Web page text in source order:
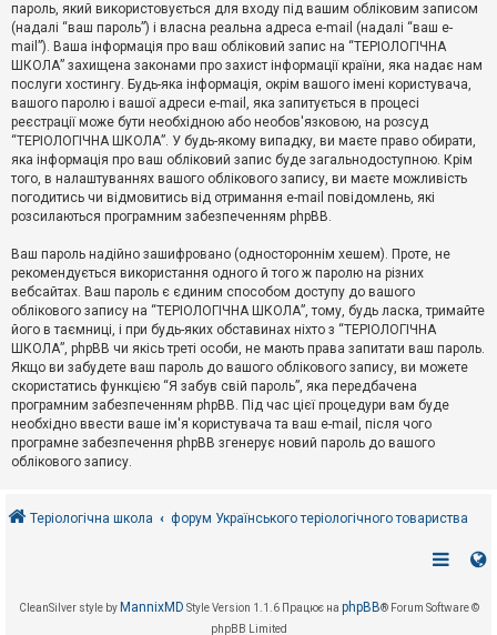
м
и
П
о
ш
у
Д
о
м
о
г
пароль, який використовується для входу під вашим обліковим записом
(надалі “ваш пароль”) і власна реальна адреса e-mail (надалі “ваш e-
mail”). Ваша інформація про ваш обліковий запис на “ТЕРІОЛОГІЧНА
ШКОЛА” захищена законами про захист інформації країни, яка надає нам
послуги хостингу. Будь-яка інформація, окрім вашого імені користувача,
вашого паролю і вашої адреси e-mail, яка запитується в процесі
реєстрації може бути необхідною або необов'язковою, на розсуд
“ТЕРІОЛОГІЧНА ШКОЛА”. У будь-якому випадку, ви маєте право обирати,
яка інформація про ваш обліковий запис буде загальнодоступною. Крім
того, в налаштуваннях вашого облікового запису, ви маєте можливість
погодитись чи відмовитись від отримання e-mail повідомлень, які
розсилаються програмним забезпеченням phpBB.
Ваш пароль надійно зашифровано (одностороннім хешем). Проте, не
рекомендується використання одного й того ж паролю на різних
вебсайтах. Ваш пароль є єдиним способом доступу до вашого
облікового запису на “ТЕРІОЛОГІЧНА ШКОЛА”, тому, будь ласка, тримайте
його в таємниці, і при будь-яких обставинах ніхто з “ТЕРІОЛОГІЧНА
ШКОЛА”, phpBB чи якісь треті особи, не мають права запитати ваш пароль.
Якщо ви забудете ваш пароль до вашого облікового запису, ви можете
скористатись функцією “Я забув свій пароль”, яка передбачена
програмним забезпеченням phpBB. Під час цієї процедури вам буде
необхідно ввести ваше ім'я користувача та ваш e-mail, після чого
програмне забезпечення phpBB згенерує новий пароль до вашого
облікового запису.
Теріологічна школа форум Українського теріологічного товариства
CleanSilver style by MannixMD Style Version 1.1.6 Працює на phpBB® Forum Software ©
phpBB Limited